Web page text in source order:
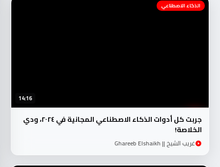
14:16
الذكاء الاصطناعي
جربت كل أدوات الذكاء الاصطناعي المجانية في ٢٠٢٤، ودي
الخلاصة!
غريب الشيخ || Ghareeb Elshaikh